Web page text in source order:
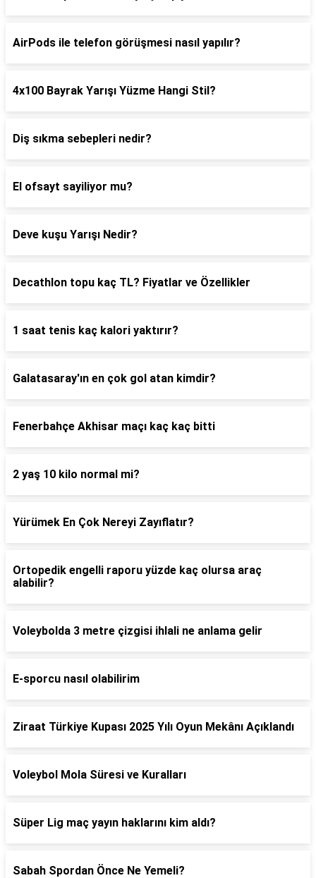
AirPods ile telefon görüşmesi nasıl yapılır?
4x100 Bayrak Yarışı Yüzme Hangi Stil?
Diş sıkma sebepleri nedir?
El ofsayt sayiliyor mu?
Deve kuşu Yarışı Nedir?
Decathlon topu kaç TL? Fiyatlar ve Özellikler
1 saat tenis kaç kalori yaktırır?
Galatasaray'ın en çok gol atan kimdir?
Fenerbahçe Akhisar maçı kaç kaç bitti
2 yaş 10 kilo normal mi?
Yürümek En Çok Nereyi Zayıflatır?
Ortopedik engelli raporu yüzde kaç olursa araç
alabilir?
Voleybolda 3 metre çizgisi ihlali ne anlama gelir
E-sporcu nasıl olabilirim
Ziraat Türkiye Kupası 2025 Yılı Oyun Mekânı Açıklandı
Voleybol Mola Süresi ve Kuralları
Süper Lig maç yayın haklarını kim aldı?
Sabah Spordan Önce Ne Yemeli?